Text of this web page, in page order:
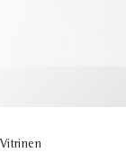
Vitrinen